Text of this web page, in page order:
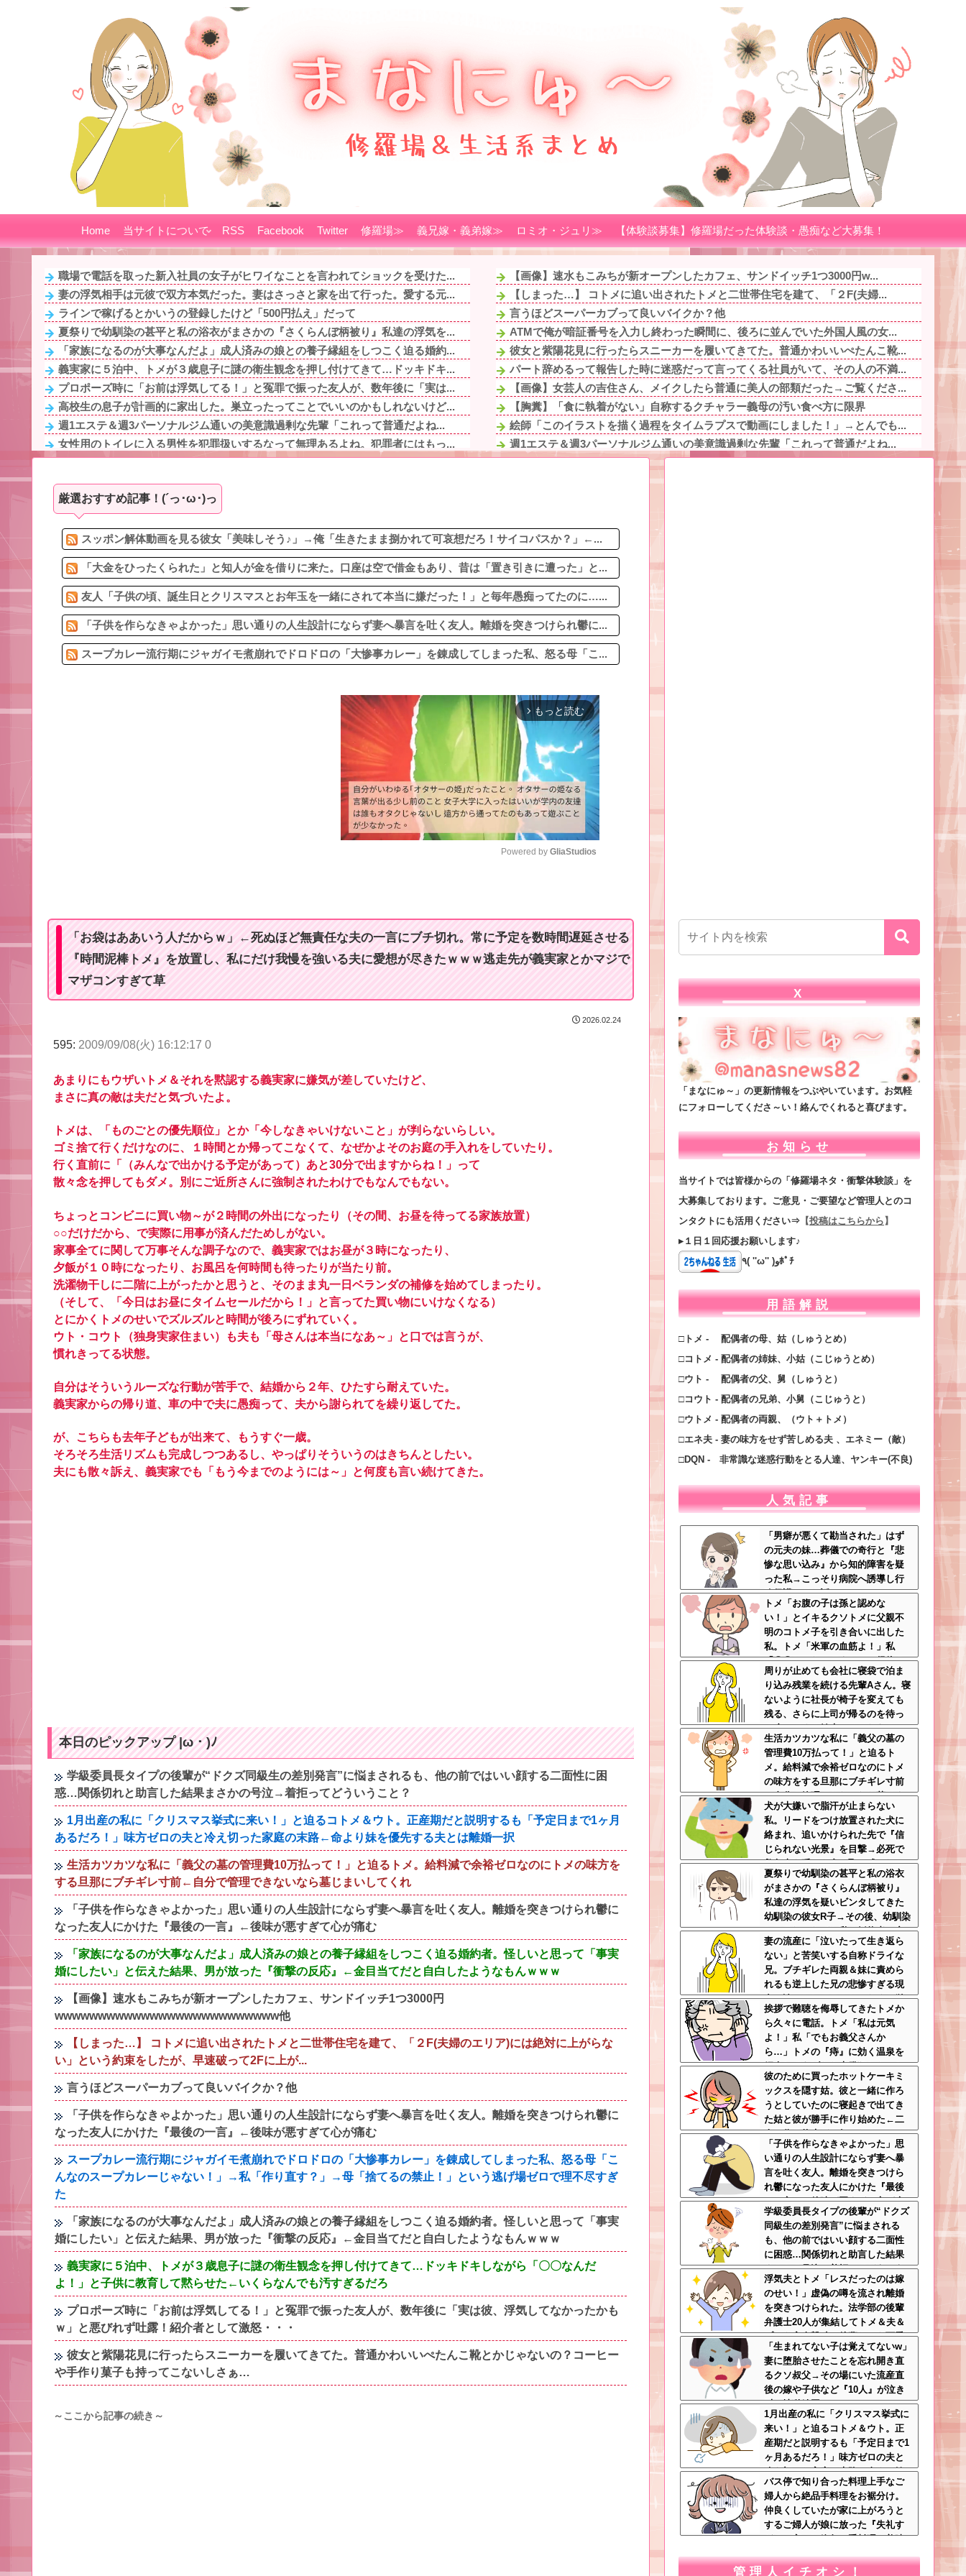
Home 当サイトについて RSS Facebook Twitter 修羅場≫ 義兄嫁・義弟嫁≫ ロミオ・ジュリ≫ 【体験談募集】修羅場だった体験談・愚痴など大募集！
職場で電話を取った新入社員の女子がヒワイなことを言われてショックを受けた...
妻の浮気相手は元彼で双方本気だった。妻はさっさと家を出て行った。愛する元...
ラインで稼げるとかいうの登録したけど「500円払え」だって
夏祭りで幼馴染の甚平と私の浴衣がまさかの『さくらんぼ柄被り』私達の浮気を...
「家族になるのが大事なんだよ」成人済みの娘との養子縁組をしつこく迫る婚約...
義実家に５泊中、トメが３歳息子に謎の衛生観念を押し付けてきて…ドッキドキ...
プロポーズ時に「お前は浮気してる！」と冤罪で振った友人が、数年後に「実は...
高校生の息子が計画的に家出した。巣立ったってことでいいのかもしれないけど...
週1エステ＆週3パーソナルジム通いの美意識過剰な先輩「これって普通だよね...
女性用のトイレに入る男性を犯罪扱いするなって無理あるよね。犯罪者にはもっ...
【悲報】ワイ引っ越しでヤバいものも一緒に連れてきてしまった模様
3/4嫁の妊娠中に女の子達とメッセをしまくった。バレても連絡してたら離婚...
友人「子供の頃、誕生日とクリスマスとお年玉を一緒にされて本当に嫌だった！...
旦那がエステの無料体験チケットをくれた。「たまには母親にも休みが必要」と...
【画像】速水もこみちが新オープンしたカフェ、サンドイッチ1つ3000円w...
【しまった…】 コトメに追い出されたトメと二世帯住宅を建て、「２F(夫婦...
言うほどスーパーカブって良いバイクか？他
ATMで俺が暗証番号を入力し終わった瞬間に、後ろに並んでいた外国人風の女...
彼女と紫陽花見に行ったらスニーカーを履いてきてた。普通かわいいぺたんこ靴...
パート辞めるって報告した時に迷惑だって言ってくる社員がいて、その人の不満...
【画像】女芸人の吉住さん、メイクしたら普通に美人の部類だった→ご覧くださ...
【胸糞】「食に執着がない」自称するクチャラー義母の汚い食べ方に限界
絵師「このイラストを描く過程をタイムラプスで動画にしました！」→とんでも...
週1エステ＆週3パーソナルジム通いの美意識過剰な先輩「これって普通だよね...
「『きれいに書きなさい』と言ってもきれいに書いてくれない」って、それ自体...
【画像】AIレベルの綺麗すぎるプロポーズ花火が打ち上がる㊗?他
厳選おすすめ記事！(´っ･ω･)っ
スッポン解体動画を見る彼女「美味しそう♪」→俺「生きたまま捌かれて可哀想だろ！サイコパスか？」←...
「大金をひったくられた」と知人が金を借りに来た。口座は空で借金もあり、昔は「置き引きに遭った」と...
友人「子供の頃、誕生日とクリスマスとお年玉を一緒にされて本当に嫌だった！」と毎年愚痴ってたのに…...
「子供を作らなきゃよかった」思い通りの人生設計にならず妻へ暴言を吐く友人。離婚を突きつけられ鬱に...
スープカレー流行期にジャガイモ煮崩れでドロドロの「大惨事カレー」を錬成してしまった私、怒る母「こ...
arrow_forward_ios もっと読む
t
e
Powered by GliaStudios
「お袋はああいう人だからｗ」←死ぬほど無責任な夫の一言にブチ切れ。常に予定を数時間遅延させる
『時間泥棒トメ』を放置し、私にだけ我慢を強いる夫に愛想が尽きたｗｗｗ逃走先が義実家とかマジで
マザコンすぎて草
2026.02.24
595: 2009/09/08(火) 16:12:17 0
あまりにもウザいトメ＆それを黙認する義実家に嫌気が差していたけど、
まさに真の敵は夫だと気づいたよ。
トメは、「ものごとの優先順位」とか「今しなきゃいけないこと」が判らないらしい。
ゴミ捨て行くだけなのに、１時間とか帰ってこなくて、なぜかよそのお庭の手入れをしていたり。
行く直前に「（みんなで出かける予定があって）あと30分で出ますからね！」って
散々念を押してもダメ。別にご近所さんに強制されたわけでもなんでもない。
ちょっとコンビニに買い物～が２時間の外出になったり（その間、お昼を待ってる家族放置）
○○だけだから、で実際に用事が済んだためしがない。
家事全てに関して万事そんな調子なので、義実家ではお昼が３時になったり、
夕飯が１０時になったり、お風呂を何時間も待ったりが当たり前。
洗濯物干しに二階に上がったかと思うと、そのまま丸一日ベランダの補修を始めてしまったり。
（そして、「今日はお昼にタイムセールだから！」と言ってた買い物にいけなくなる）
とにかくトメのせいでズルズルと時間が後ろにずれていく。
ウト・コウト（独身実家住まい）も夫も「母さんは本当になあ～」と口では言うが、
慣れきってる状態。
自分はそういうルーズな行動が苦手で、結婚から２年、ひたすら耐えていた。
義実家からの帰り道、車の中で夫に愚痴って、夫から謝られてを繰り返してた。
が、こちらも去年子どもが出来て、もうすぐ一歳。
そろそろ生活リズムも完成しつつあるし、やっぱりそういうのはきちんとしたい。
夫にも散々訴え、義実家でも「もう今までのようには～」と何度も言い続けてきた。
本日のピックアップ |ω・)ﾉ
学級委員長タイプの後輩が“ドクズ同級生の差別発言”に悩まされるも、他の前ではいい顔する二面性に困
惑…関係切れと助言した結果まさかの号泣→着拒ってどういうこと？
1月出産の私に「クリスマス挙式に来い！」と迫るコトメ＆ウト。正産期だと説明するも「予定日まで1ヶ月
あるだろ！」味方ゼロの夫と冷え切った家庭の末路←命より妹を優先する夫とは離婚一択
生活カツカツな私に「義父の墓の管理費10万払って！」と迫るトメ。給料減で余裕ゼロなのにトメの味方を
する旦那にブチギレ寸前←自分で管理できないなら墓じまいしてくれ
「子供を作らなきゃよかった」思い通りの人生設計にならず妻へ暴言を吐く友人。離婚を突きつけられ鬱に
なった友人にかけた『最後の一言』←後味が悪すぎて心が痛む
「家族になるのが大事なんだよ」成人済みの娘との養子縁組をしつこく迫る婚約者。怪しいと思って「事実
婚にしたい」と伝えた結果、男が放った『衝撃の反応』←金目当てだと自白したようなもんｗｗｗ
【画像】速水もこみちが新オープンしたカフェ、サンドイッチ1つ3000円
wwwwwwwwwwwwwwwwwwwwwwwwww他
【しまった…】 コトメに追い出されたトメと二世帯住宅を建て、「２F(夫婦のエリア)には絶対に上がらな
い」という約束をしたが、早速破って2Fに上が...
言うほどスーパーカブって良いバイクか？他
「子供を作らなきゃよかった」思い通りの人生設計にならず妻へ暴言を吐く友人。離婚を突きつけられ鬱に
なった友人にかけた『最後の一言』←後味が悪すぎて心が痛む
スープカレー流行期にジャガイモ煮崩れでドロドロの「大惨事カレー」を錬成してしまった私、怒る母「こ
んなのスープカレーじゃない！」→私「作り直す？」→母「捨てるの禁止！」という逃げ場ゼロで理不尽すぎ
た
「家族になるのが大事なんだよ」成人済みの娘との養子縁組をしつこく迫る婚約者。怪しいと思って「事実
婚にしたい」と伝えた結果、男が放った『衝撃の反応』←金目当てだと自白したようなもんｗｗｗ
義実家に５泊中、トメが３歳息子に謎の衛生観念を押し付けてきて…ドッキドキしながら「〇〇なんだ
よ！」と子供に教育して黙らせた←いくらなんでも汚すぎるだろ
プロポーズ時に「お前は浮気してる！」と冤罪で振った友人が、数年後に「実は彼、浮気してなかったかも
ｗ」と悪びれず吐露！紹介者として激怒・・・
彼女と紫陽花見に行ったらスニーカーを履いてきてた。普通かわいいぺたんこ靴とかじゃないの？コーヒー
や手作り菓子も持ってこないしさぁ…
～ここから記事の続き～
X
「まなにゅ～」の更新情報をつぶやいています。お気軽
にフォローしてくださ～い！絡んでくれると喜びます。
お知らせ
当サイトでは皆様からの「修羅場ネタ・衝撃体験談」を
大募集しております。ご意見・ご要望など管理人とのコ
ンタクトにも活用ください⇒ 【投稿はこちらから 】
▸１日１回応援お願いします♪
٩( ''ω'' )وﾎﾟﾁ
用語解説
□トメ - 配偶者の母、姑（しゅうとめ）
□コトメ - 配偶者の姉妹、小姑（こじゅうとめ）
□ウト - 配偶者の父、舅（しゅうと）
□コウト - 配偶者の兄弟、小舅（こじゅうと）
□ウトメ - 配偶者の両親、（ウト＋トメ）
□エネ夫 - 妻の味方をせず苦しめる夫 、エネミー（敵）
□DQN - 非常識な迷惑行動をとる人達、ヤンキー(不良)
人気記事
「男癖が悪くて勘当された」はず
の元夫の妹…葬儀での奇行と『悲
惨な思い込み』から知的障害を疑
った私→こっそり病院へ誘導し行
政保護させた話
トメ「お腹の子は孫と認めな
い！」とイキるクソトメに父親不
明のコトメ子を引き合いに出した
私。トメ「米軍の血筋よ！」私
「〇〇じゃないですか」←得体の
知れない～はお前（コトメ）のと
ころだろｗ
周りが止めても会社に寝袋で泊ま
り込み残業を続ける先輩Aさん。寝
ないように社長が椅子を変えても
残る、さらに上司が帰るのを待っ
て戻ってくる始末…そんなある
日、出社すると社内が騒然として
いて・・・
生活カツカツな私に「義父の墓の
管理費10万払って！」と迫るト
メ。給料減で余裕ゼロなのにトメ
の味方をする旦那にブチギレ寸前
←自分で管理できないなら墓じま
いしてくれ
犬が大嫌いで脂汗が止まらない
私。リードをつけ放置された犬に
絡まれ、追いかけられた先で『信
じられない光景』を目撃→必死で
救急車を呼ぶも犬と取り残され
て・・・
夏祭りで幼馴染の甚平と私の浴衣
がまさかの『さくらんぼ柄被り』
私達の浮気を疑いビンタしてきた
幼馴染の彼女R子→その後、幼馴染
にフラれ、なぜか私の婚約者に突
撃ｗｗｗｗｗ
妻の流産に「泣いたって生き返ら
ない」と苦笑いする自称ドライな
兄。ブチギレた両親＆妹に責めら
れるも逆上した兄の悲惨すぎる現
在←淡々としてるんじゃなくて単
なる冷血漢
挨拶で難聴を侮辱してきたトメか
ら久々に電話。トメ「私は元気
よ！」私「でもお義父さんか
ら…」トメの『痔』に効く温泉を
紹介してあげたら大発狂した←お
義父さんノリノリで温泉行ってて
草
彼のために買ったホットケーキミ
ックスを隠す姑。彼と一緒に作ろ
うとしていたのに寝起きで出てき
た姑と彼が勝手に作り始めた←二
人で作る約束どこ行ったん…
「子供を作らなきゃよかった」思
い通りの人生設計にならず妻へ暴
言を吐く友人。離婚を突きつけら
れ鬱になった友人にかけた『最後
の一言』←後味が悪すぎて心が痛
む
学級委員長タイプの後輩が“ドクズ
同級生の差別発言”に悩まされる
も、他の前ではいい顔する二面性
に困惑…関係切れと助言した結果
まさかの号泣→着拒ってどういう
こと？
浮気夫とトメ「レスだったのは嫁
のせい！」虚偽の噂を流され離婚
を突きつけられた。法学部の後輩
弁護士20人が集結してトメ＆夫＆
プリを完全撃破←後輩たちを可愛
がっていた恩が最高形で返ってき
た
「生まれてない子は覚えてないw」
妻に堕胎させたことを忘れ開き直
るクソ叔父→その場にいた流産直
後の嫁や子供など『10人』が泣き
叫ぶ地獄絵図へ
1月出産の私に「クリスマス挙式に
来い！」と迫るコトメ＆ウト。正
産期だと説明するも「予定日まで1
ヶ月あるだろ！」味方ゼロの夫と
冷え切った家庭の末路←命より妹
を優先する夫とは離婚一択
バス停で知り合った料理上手なご
婦人から絶品手料理をお裾分け。
仲良くしていたが家に上がろうと
するご婦人が娘に放った『失礼す
ぎる一言』に絶句←手料理は美味
管理人イチオシ！